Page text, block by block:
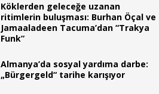
Köklerden geleceğe uzanan
ritimlerin buluşması: Burhan Öçal ve
Jamaaladeen Tacuma’dan “Trakya
Funk”
Almanya’da sosyal yardıma darbe:
„Bürgergeld“ tarihe karışıyor